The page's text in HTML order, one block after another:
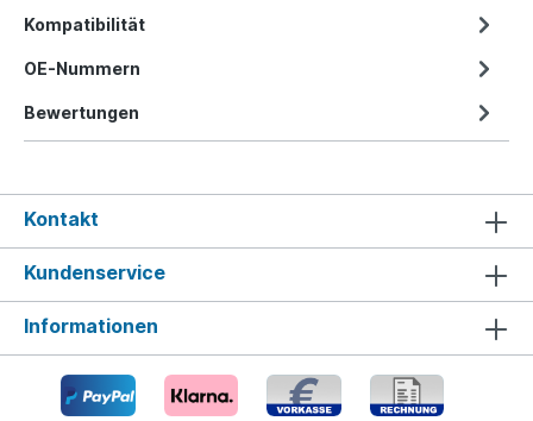
Kompatibilität
OE-Nummern
Bewertungen
Kontakt
Kundenservice
Informationen